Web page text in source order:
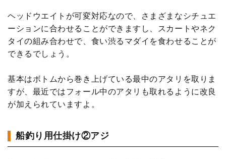
ヘッドウエイトが可変対応なので、さまざまなシチュエ
ーションに合わせることができますし、スカートやネク
タイの組み合わせで、食い渋るマダイを食わせることが
できるでしょう。
基本はボトムから巻き上げている最中のアタリを取りま
すが、最近ではフォール中のアタリも取れるように改良
が加えられていますよ。
船釣り用仕掛け②アジ